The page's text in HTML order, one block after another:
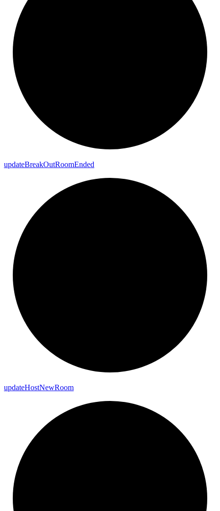
updateBreakOutRoomEnded
updateHostNewRoom